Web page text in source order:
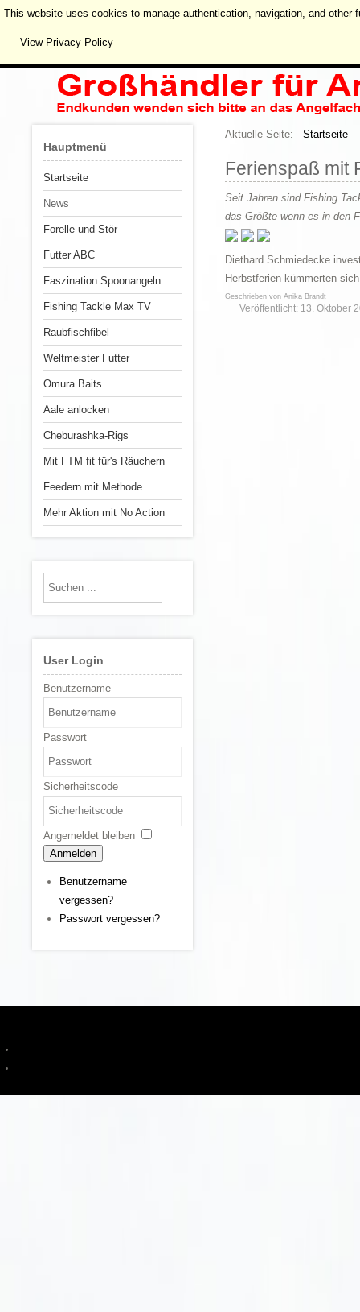
Hauptmenü
Startseite
News
Forelle und Stör
Futter ABC
Faszination Spoonangeln
Fishing Tackle Max TV
Raubfischfibel
Weltmeister Futter
Omura Baits
Aale anlocken
Cheburashka-Rigs
Mit FTM fit für's Räuchern
Feedern mit Methode
Mehr Aktion mit No Action
User Login
Benutzername
Passwort
Sicherheitscode
Angemeldet bleiben
Anmelden
Benutzername
vergessen?
Passwort vergessen?
Aktuelle Seite: Startseite
Ferienspaß mit
Seit Jahren sind Fishing
das Größte wenn es in den
Diethard Schmiedecke
Herbstferien kümmerten
Geschrieben von Anika Brandt
Veröffentlicht: 13. Oktober
This website uses cookies to manage authentication, navigation, and
View Privacy Policy